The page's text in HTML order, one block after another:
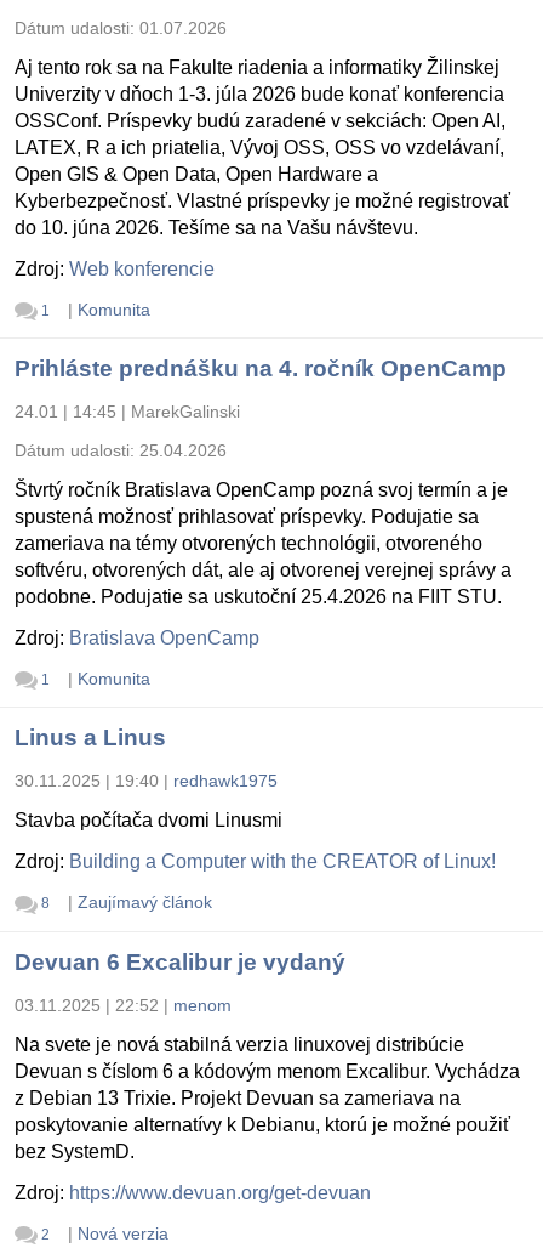
Dátum udalosti: 01.07.2026
Aj tento rok sa na Fakulte riadenia a informatiky Žilinskej
Univerzity v dňoch 1-3. júla 2026 bude konať konferencia
OSSConf. Príspevky budú zaradené v sekciách: Open AI,
LATEX, R a ich priatelia, Vývoj OSS, OSS vo vzdelávaní,
Open GIS & Open Data, Open Hardware a
Kyberbezpečnosť. Vlastné príspevky je možné registrovať
do 10. júna 2026. Tešíme sa na Vašu návštevu.
Zdroj: Web konferencie
1 | Komunita
Prihláste prednášku na 4. ročník OpenCamp
24.01 | 14:45 | MarekGalinski
Dátum udalosti: 25.04.2026
Štvrtý ročník Bratislava OpenCamp pozná svoj termín a je
spustená možnosť prihlasovať príspevky. Podujatie sa
zameriava na témy otvorených technológii, otvoreného
softvéru, otvorených dát, ale aj otvorenej verejnej správy a
podobne. Podujatie sa uskutoční 25.4.2026 na FIIT STU.
Zdroj: Bratislava OpenCamp
1 | Komunita
Linus a Linus
30.11.2025 | 19:40 | redhawk1975
Stavba počítača dvomi Linusmi
Zdroj: Building a Computer with the CREATOR of Linux!
8 | Zaujímavý článok
Devuan 6 Excalibur je vydaný
03.11.2025 | 22:52 | menom
Na svete je nová stabilná verzia linuxovej distribúcie
Devuan s číslom 6 a kódovým menom Excalibur. Vychádza
z Debian 13 Trixie. Projekt Devuan sa zameriava na
poskytovanie alternatívy k Debianu, ktorú je možné použiť
bez SystemD.
Zdroj: https://www.devuan.org/get-devuan
2 | Nová verzia